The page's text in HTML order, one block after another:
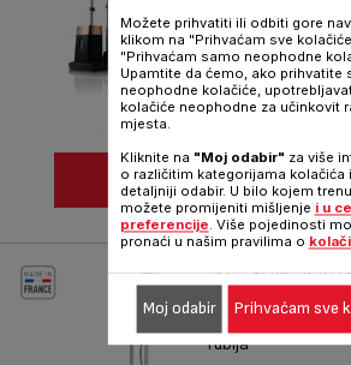
VIDI VIŠE
Usporedi
IXEO POWER
OKOMITO
Snažan i
rublja
Možete prihvatiti ili odbiti gore
klikom na "Prihvaćam sve
"Prihvaćam samo neophodne
Upamtite da ćemo, ako prihvatite
neophodne kolačiće,
kolačiće neophodne za učinkovit
mjesta.
Kliknite na "Moj odabir" za više
o različitim kategorijama kolačića
detaljniji odabir. U bilo kojem
možete promijeniti mišljenje i u
preferencije. Više pojedinosti
pronaći u našim pravilima o
Moj odabir Prihvaćam sve